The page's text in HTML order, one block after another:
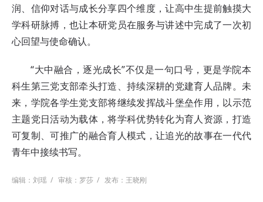
润、信仰对话与成长分享四个维度，让高中生提前触摸大
学科研脉搏，也让本研党员在服务与讲述中完成了一次初
心回望与使命确认。
“大中融合，逐光成长”不仅是一句口号，更是学院本
科生第三党支部牵头打造、持续深耕的党建育人品牌。未
来，学院各学生党支部将继续发挥战斗堡垒作用，以示范
主题党日活动为载体，将学科优势转化为育人资源，打造
可复制、可推广的融合育人模式，让追光的故事在一代代
青年中接续书写。
编辑：刘瑶 / 审核：罗莎 / 发布：王晓刚